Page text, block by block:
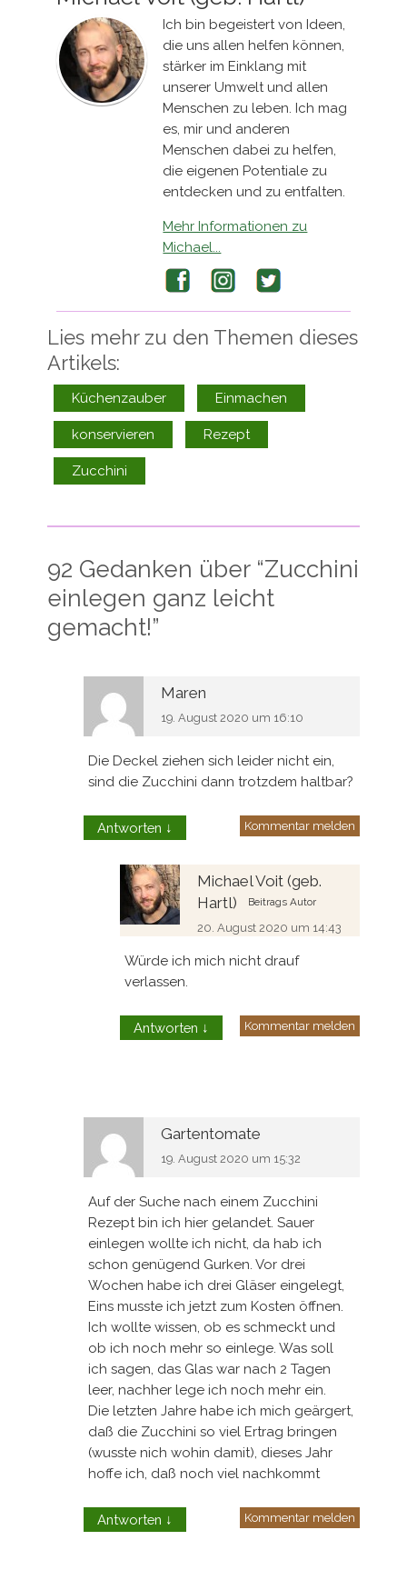
Ich bin begeistert von Ideen,
die uns allen helfen können,
stärker im Einklang mit
unserer Umwelt und allen
Menschen zu leben. Ich mag
es, mir und anderen
Menschen dabei zu helfen,
die eigenen Potentiale zu
entdecken und zu entfalten.
Mehr Informationen zu
Michael...
Facebook Instagram
Lies mehr zu den Themen dieses
Artikels:
Küchenzauber Einmachen
konservieren Rezept
Zucchini
92 Gedanken über “Zucchini
einlegen ganz leicht
gemacht!”
Maren
19. August 2020 um 16:10
Die Deckel ziehen sich leider nicht ein,
sind die Zucchini dann trotzdem haltbar?
Antworten ↓ Kommentar melden
Michael Voit (geb.
Hartl)
Beitrags Autor
20. August 2020 um 14:43
Würde ich mich nicht drauf
verlassen.
Antworten ↓ Kommentar melden
Gartentomate
19. August 2020 um 15:32
Auf der Suche nach einem Zucchini
Rezept bin ich hier gelandet. Sauer
einlegen wollte ich nicht, da hab ich
schon genügend Gurken. Vor drei
Wochen habe ich drei Gläser eingelegt,
Eins musste ich jetzt zum Kosten öffnen.
Ich wollte wissen, ob es schmeckt und
ob ich noch mehr so einlege. Was soll
ich sagen, das Glas war nach 2 Tagen
leer, nachher lege ich noch mehr ein.
Die letzten Jahre habe ich mich geärgert,
daß die Zucchini so viel Ertrag bringen
(wusste nich wohin damit), dieses Jahr
hoffe ich, daß noch viel nachkommt
Antworten ↓ Kommentar melden